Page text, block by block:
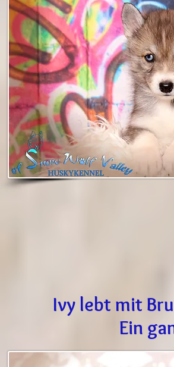
Ivy lebt mit
Ein